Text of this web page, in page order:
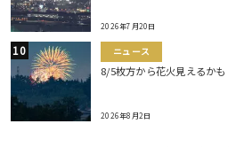
2026年7月20日
ニュース
8/5枚方から花火見えるかも
2026年8月2日